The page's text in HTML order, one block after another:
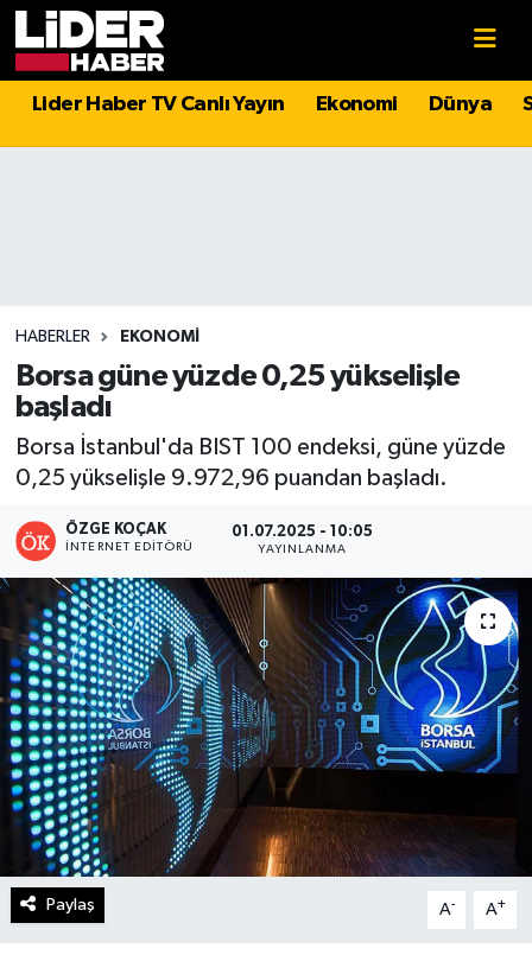
Lider Haber TV Canlı Yayın Ekonomi Dünya
HABERLER EKONOMI
Borsa güne yüzde 0,25 yükselişle
başladı
Borsa İstanbul'da BIST 100 endeksi, güne yüzde
0,25 yükselişle 9.972,96 puandan başladı.
ÖZGE KOÇAK
İNTERNET EDITÖRÜ
01.07.2025 - 10:05
YAYINLANMA
Paylaş A- A+
Politika
Magazin
Spor
Sağlık
Turizm
Kültür - Sanat
Lider Haber TV Canlı Yayın izle
Hava Durumu
Süper Lig Puan Durumu ve Fikstür
Tüm Manşetler
Son Dakika Haberleri